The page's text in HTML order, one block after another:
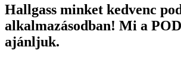
Hallgass minket kedvenc
alkalmazásodban! Mi a
ajánljuk.